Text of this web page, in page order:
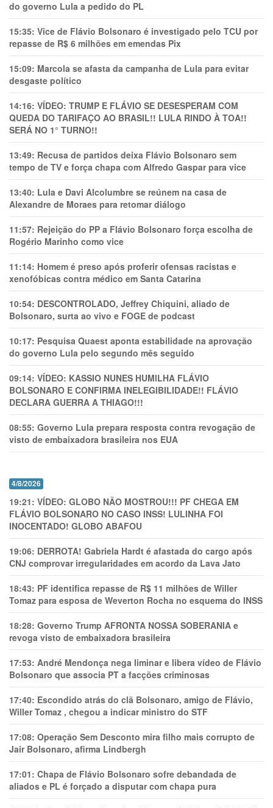
do governo Lula a pedido do PL
15:35: Vice de Flávio Bolsonaro é investigado pelo TCU por
repasse de R$ 6 milhões em emendas Pix
15:09: Marcola se afasta da campanha de Lula para evitar
desgaste político
14:16: VÍDEO: TRUMP E FLÁVIO SE DESESPERAM COM
QUEDA DO TARIFAÇO AO BRASIL!! LULA RINDO À TOA!!
SERÁ NO 1° TURNO!!
13:49: Recusa de partidos deixa Flávio Bolsonaro sem
tempo de TV e força chapa com Alfredo Gaspar para vice
13:40: Lula e Davi Alcolumbre se reúnem na casa de
Alexandre de Moraes para retomar diálogo
11:57: Rejeição do PP a Flávio Bolsonaro força escolha de
Rogério Marinho como vice
11:14: Homem é preso após proferir ofensas racistas e
xenofóbicas contra médico em Santa Catarina
10:54: DESCONTROLADO, Jeffrey Chiquini, aliado de
Bolsonaro, surta ao vivo e FOGE de podcast
10:17: Pesquisa Quaest aponta estabilidade na aprovação
do governo Lula pelo segundo mês seguido
09:14: VÍDEO: KASSIO NUNES HUMlLHA FLÁVIO
BOLSONARO E CONFIRMA INELEGIBILIDADE!! FLÁVIO
DECLARA GUERRA A THIAGO!!!
08:55: Governo Lula prepara resposta contra revogação de
visto de embaixadora brasileira nos EUA
4/8/2026
19:21: VÍDEO: GLOBO NÃO MOSTROU!!! PF CHEGA EM
FLÁVIO BOLSONARO NO CASO INSS! LULINHA FOI
INOCENTADO! GLOBO ABAFOU
19:06: DERROTA! Gabriela Hardt é afastada do cargo após
CNJ comprovar irregularidades em acordo da Lava Jato
18:43: PF identifica repasse de R$ 11 milhões de Willer
Tomaz para esposa de Weverton Rocha no esquema do INSS
18:28: Governo Trump AFRONTA NOSSA SOBERANIA e
revoga visto de embaixadora brasileira
17:53: André Mendonça nega liminar e libera vídeo de Flávio
Bolsonaro que associa PT a facções criminosas
17:40: Escondido atrás do clã Bolsonaro, amigo de Flávio,
Willer Tomaz , chegou a indicar ministro do STF
17:08: Operação Sem Desconto mira filho mais corrupto de
Jair Bolsonaro, afirma Lindbergh
17:01: Chapa de Flávio Bolsonaro sofre debandada de
aliados e PL é forçado a disputar com chapa pura